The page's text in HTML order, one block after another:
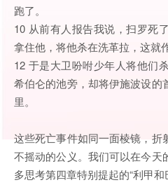
跑了。
10 从前有人报告我说，扫罗死
拿住他，将他杀在洗革拉，这就
12 于是大卫吩咐少年人将他们
希伯仑的池旁，却将伊施波设的
里。
这些死亡事件如同一面棱镜，折
不摇动的公义。我们可以在今天
多思考第四章特别提起的“利甲